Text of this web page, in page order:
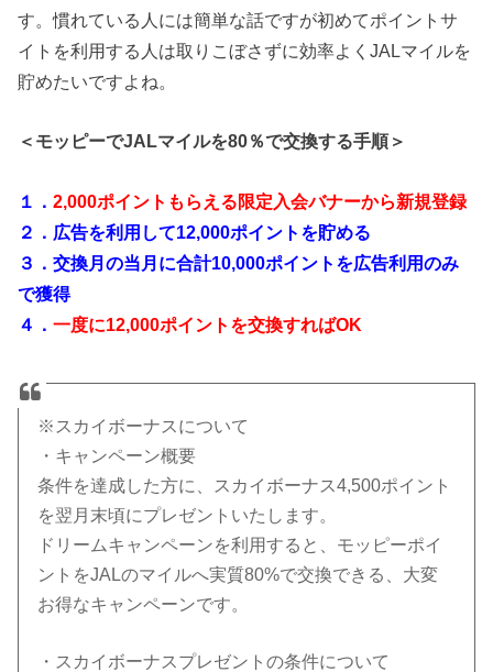
す。慣れている人には簡単な話ですが初めてポイントサ
イトを利用する人は取りこぼさずに効率よくJALマイルを
貯めたいですよね。
＜モッピーでJALマイルを80％で交換する手順＞
１．2,000ポイントもらえる限定入会バナーから新規登録
２．広告を利用して12,000ポイントを貯める
３．交換月の当月に合計10,000ポイントを広告利用のみ
で獲得
４．一度に12,000ポイントを交換すればOK
※スカイボーナスについて
・キャンペーン概要
条件を達成した方に、スカイボーナス4,500ポイント
を翌月末頃にプレゼントいたします。
ドリームキャンペーンを利用すると、モッピーポイ
ントをJALのマイルへ実質80%で交換できる、大変
お得なキャンペーンです。
・スカイボーナスプレゼントの条件について